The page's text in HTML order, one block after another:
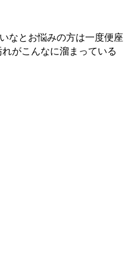
なとお悩みの方は一度便座
れがこんなに溜まっている